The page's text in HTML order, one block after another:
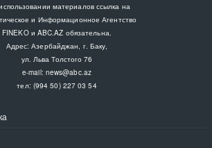
материалов ссылка на
и Информационное Агентство
FINEKO и ABC.AZ обязательна.
Адрес: Азербайджан, г. Баку,
ул. Льва Толстого 76
e-mail: news@abc.az
тел: (994 50) 227 03 54